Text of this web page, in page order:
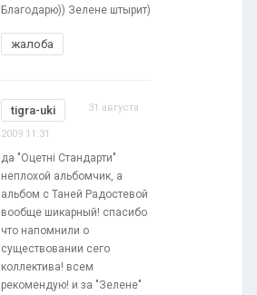
Благодарю)) Зелене штырит)
жалоба
tigra-uki 31 августа
2009 11:31
да "Оцетні Стандарти"
неплохой альбомчик, а
альбом с Таней Радостевой
вообще шикарный! спасибо
что напомнили о
существовании сего
коллектива! всем
рекомендую! и за "Зелене"